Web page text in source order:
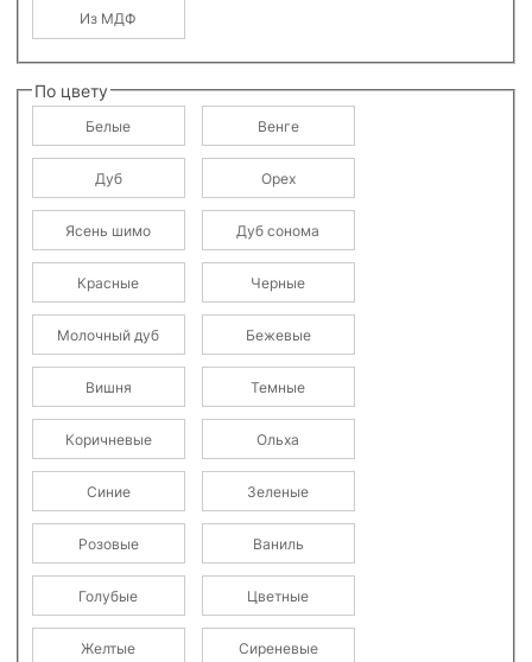
Из МДФ
По цвету
Белые Венге
Дуб Орех
Ясень шимо Дуб сонома
Красные Черные
Молочный дуб Бежевые
Вишня Темные
Коричневые Ольха
Синие Зеленые
Розовые Ваниль
Голубые Цветные
Желтые Сиреневые